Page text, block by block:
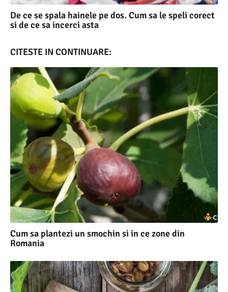
De ce se spala hainele pe dos. Cum sa le speli corect
si de ce sa incerci asta
CITESTE IN CONTINUARE:
Cum sa plantezi un smochin si in ce zone din
Romania